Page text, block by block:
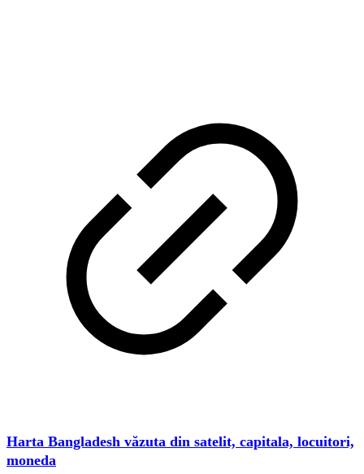
Harta Bangladesh văzuta din satelit, capitala, locuitori,
moneda